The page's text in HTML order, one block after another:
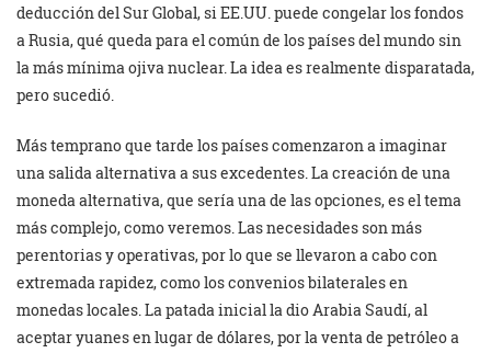
deducción del Sur Global, si EE.UU. puede congelar los fondos
a Rusia, qué queda para el común de los países del mundo sin
la más mínima ojiva nuclear. La idea es realmente disparatada,
pero sucedió.
Más temprano que tarde los países comenzaron a imaginar
una salida alternativa a sus excedentes. La creación de una
moneda alternativa, que sería una de las opciones, es el tema
más complejo, como veremos. Las necesidades son más
perentorias y operativas, por lo que se llevaron a cabo con
extremada rapidez, como los convenios bilaterales en
monedas locales. La patada inicial la dio Arabia Saudí, al
aceptar yuanes en lugar de dólares, por la venta de petróleo a